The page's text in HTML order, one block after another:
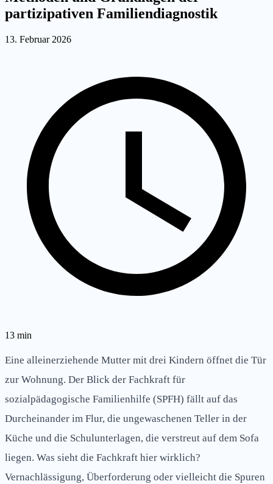
partizipativen Familiendiagnostik
13. Februar 2026
13 min
Eine alleinerziehende Mutter mit drei Kindern öffnet die Tür
zur Wohnung. Der Blick der Fachkraft für
sozialpädagogische Familienhilfe (SPFH) fällt auf das
Durcheinander im Flur, die ungewaschenen Teller in der
Küche und die Schulunterlagen, die verstreut auf dem Sofa
liegen. Was sieht die Fachkraft hier wirklich?
Vernachlässigung, Überforderung oder vielleicht die Spuren